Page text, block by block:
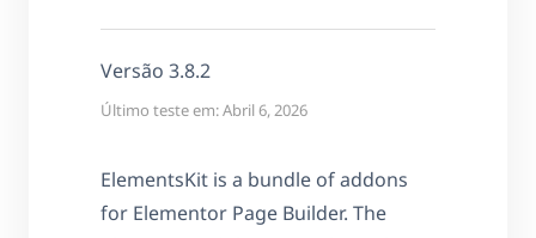
Versão 3.8.2
Último teste em: Abril 6, 2026
ElementsKit is a bundle of addons
for Elementor Page Builder. The